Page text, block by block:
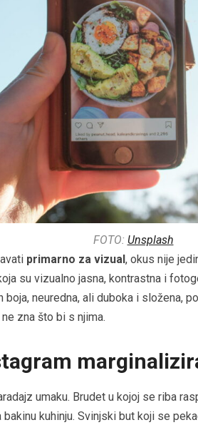
FOTO: Unsplash
primarno za vizual, okus nije
su vizualno jasna, kontrastna i
boja, neuredna, ali duboka i složena,
zna što bi s njima.
umaku. Brudet u kojoj se riba
kuhinju. Svinjski but koji se